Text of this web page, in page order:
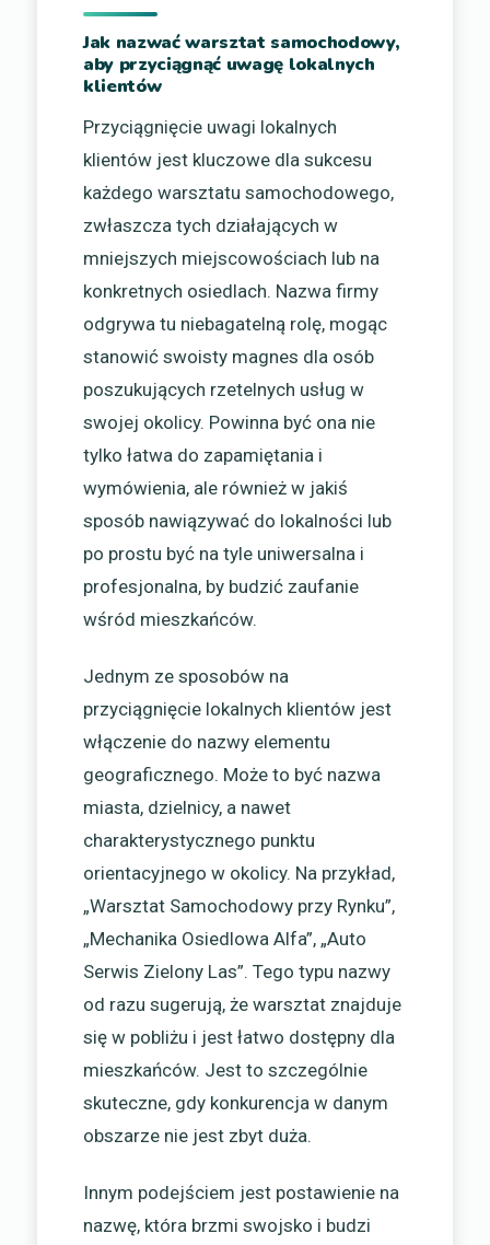
Jak nazwać warsztat samochodowy,
aby przyciągnąć uwagę lokalnych
klientów
Przyciągnięcie uwagi lokalnych
klientów jest kluczowe dla sukcesu
każdego warsztatu samochodowego,
zwłaszcza tych działających w
mniejszych miejscowościach lub na
konkretnych osiedlach. Nazwa firmy
odgrywa tu niebagatelną rolę, mogąc
stanowić swoisty magnes dla osób
poszukujących rzetelnych usług w
swojej okolicy. Powinna być ona nie
tylko łatwa do zapamiętania i
wymówienia, ale również w jakiś
sposób nawiązywać do lokalności lub
po prostu być na tyle uniwersalna i
profesjonalna, by budzić zaufanie
wśród mieszkańców.
Jednym ze sposobów na
przyciągnięcie lokalnych klientów jest
włączenie do nazwy elementu
geograficznego. Może to być nazwa
miasta, dzielnicy, a nawet
charakterystycznego punktu
orientacyjnego w okolicy. Na przykład,
„Warsztat Samochodowy przy Rynku”,
„Mechanika Osiedlowa Alfa”, „Auto
Serwis Zielony Las”. Tego typu nazwy
od razu sugerują, że warsztat znajduje
się w pobliżu i jest łatwo dostępny dla
mieszkańców. Jest to szczególnie
skuteczne, gdy konkurencja w danym
obszarze nie jest zbyt duża.
Innym podejściem jest postawienie na
nazwę, która brzmi swojsko i budzi